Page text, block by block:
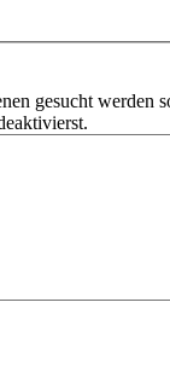
gesucht